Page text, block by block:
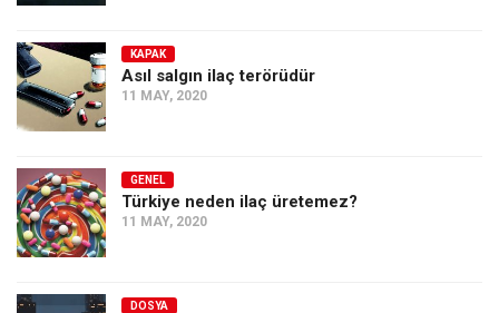
KAPAK
Asıl salgın ilaç terörüdür
11 MAY, 2020
GENEL
Türkiye neden ilaç üretemez?
11 MAY, 2020
DOSYA